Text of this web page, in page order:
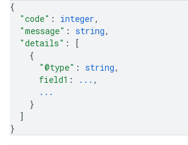
{
"code" : integer,
"message" : string,
"details" :
[
{
"@type" : string,
field1 : ... ,
...
}
]
}